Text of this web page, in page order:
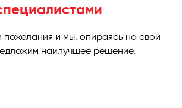
и мы, опираясь на свой
наилучшее решение.